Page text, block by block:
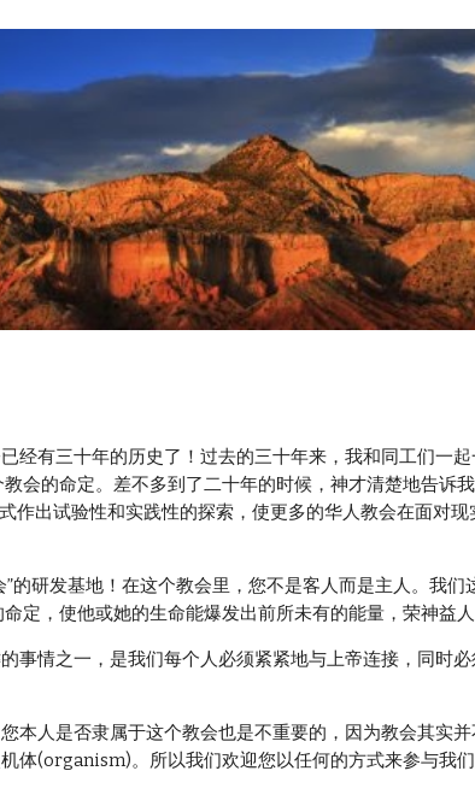
会的命定。差不多到了二十年的时候，神才清楚地告诉
作出试验性和实践性的探索，使更多的华人教会在面对
定，使他或她的生命能爆发出前所未有的能量，荣神益人
体(organism)。所以我们欢迎您以任何的方式来参与我